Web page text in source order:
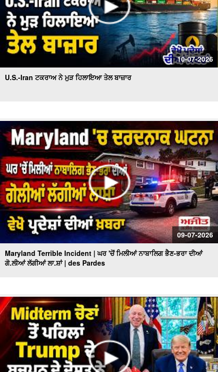
10-07-2026
U.S.-Iran ਟਕਰਾਅ ਨੇ ਮੁੜ ਹਿਲਾਇਆ ਤੇਲ ਬਾਜ਼ਾਰ
09-07-2026
Maryland Terrible Incident | ਘਰ 'ਚੋਂ ਮਿਲੀਆਂ ਨਾਬਾਲਿਗ ਭੈਣ-ਭਰਾ ਦੀਆਂ
ਗੋ.ਲੀਆਂ ਲੱਗੀਆਂ ਲਾ.ਸ਼ਾਂ | des Pardes